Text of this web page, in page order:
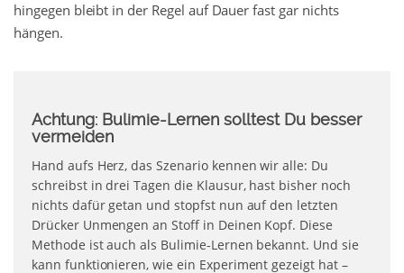
hingegen bleibt in der Regel auf Dauer fast gar nichts
hängen.
Achtung: Bulimie-Lernen solltest Du besser
vermeiden
Hand aufs Herz, das Szenario kennen wir alle: Du
schreibst in drei Tagen die Klausur, hast bisher noch
nichts dafür getan und stopfst nun auf den letzten
Drücker Unmengen an Stoff in Deinen Kopf. Diese
Methode ist auch als Bulimie-Lernen bekannt. Und sie
kann funktionieren, wie ein Experiment gezeigt hat –